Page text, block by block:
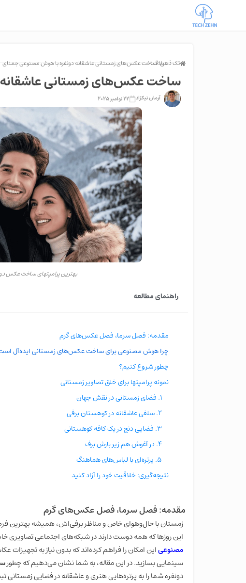
تک ذهن >بلاگ >ساخت عکس‌های زمستانی عاشقانه دونفره با هوش مصنوعی جمنای
ساخت عکس‌های زمستانی
آرمان نیکزاد 22 نوامبر 2025
بهترین پرامپتهای ساخت عکس
راهنمای مطالعه
مقدمه: فصل سرما، فصل عکس‌های گرم
چرا هوش مصنوعی برای ساخت عکس‌های زمستانی ایده‌آل
چطور شروع کنیم؟
نمونه پرامپتها برای خلق تصاویر زمستانی
۱. فضای زمستانی در نقش جهان
۲. سلفی عاشقانه در کوهستان برفی
۳. فضایی دنج در یک کافه کوهستانی
۴. در آغوش هم زیر بارش برف
۵. پرتره‌ای با لباس‌های هماهنگ
نتیجه‌گیری: خلاقیت خود را آزاد کنید
مقدمه: فصل سرما، فصل عکس‌های گرم
زمستان با حال‌وهوای خاص و مناظر برفی‌اش، همیشه بهترین
این روزها که همه دوست دارند در شبکه‌های اجتماعی تصاویری
مصنوعیاین امکان را فراهم کرده‌اند که بدون نیاز به
سینمایی بسازید. در این مقاله، به شما نشان می‌دهیم که چطور
دونفره شما را به پرتره‌هایی هنری و عاشقانه در فضایی زمستانی